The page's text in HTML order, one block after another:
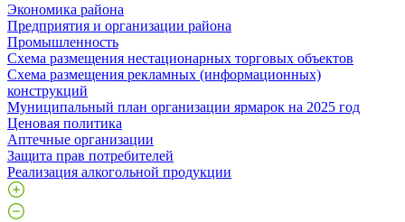
Экономика района
Предприятия и организации района
Промышленность
Схема размещения нестационарных торговых объектов
Схема размещения рекламных (информационных)
конструкций
Муниципальный план организации ярмарок на 2025 год
Ценовая политика
Аптечные организации
Защита прав потребителей
Реализация алкогольной продукции